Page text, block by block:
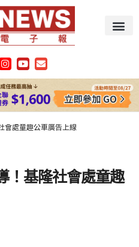
會處童趣公車廣告上線
！基隆社會處童趣